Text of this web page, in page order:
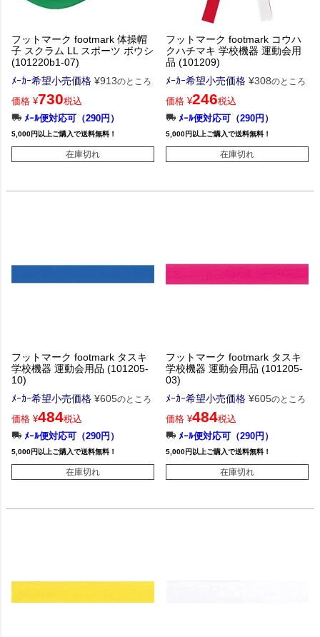
フットマーク footmark 体操帽
子 スクラム LL スポーツ ボウシ
(101220b1-07)
ﾒｰｶｰ希望小売価格 ¥913のところ
価格 ¥730税込
ﾒｰﾙ便対応可（290円）
5,000円以上ご購入で送料無料！
在庫切れ
フットマーク footmark コウハ
クハチマキ 学校機器 運動会用
品 (101209)
ﾒｰｶｰ希望小売価格 ¥308のところ
価格 ¥246税込
ﾒｰﾙ便対応可（290円）
5,000円以上ご購入で送料無料！
在庫切れ
フットマーク footmark タスキ
学校機器 運動会用品 (101205-
10)
ﾒｰｶｰ希望小売価格 ¥605のところ
価格 ¥484税込
ﾒｰﾙ便対応可（290円）
5,000円以上ご購入で送料無料！
在庫切れ
フットマーク footmark タスキ
学校機器 運動会用品 (101205-
03)
ﾒｰｶｰ希望小売価格 ¥605のところ
価格 ¥484税込
ﾒｰﾙ便対応可（290円）
5,000円以上ご購入で送料無料！
在庫切れ